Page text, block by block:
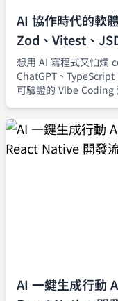
AI 協作時代的軟
Zod、Vitest、
想用 AI 寫程式又怕爛
ChatGPT、TypeScript
可驗證的 Vibe Coding
AI 一鍵生成行動